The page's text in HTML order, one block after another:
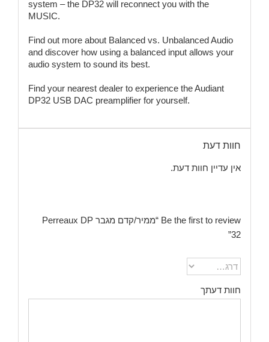
system – the DP32 will reconnect you with the
MUSIC.
Find out more about Balanced vs. Unbalanced Audio
and discover how using a balanced input allows your
audio system to sound its best.
Find your nearest dealerto experience the Audiant
DP32 USB DAC preamplifier for yourself.
חוות דעת
אין עדיין חוות דעת.
Be the first to review “ממיר/קדם מגבר Perreaux DP
32”
חוות דעתך